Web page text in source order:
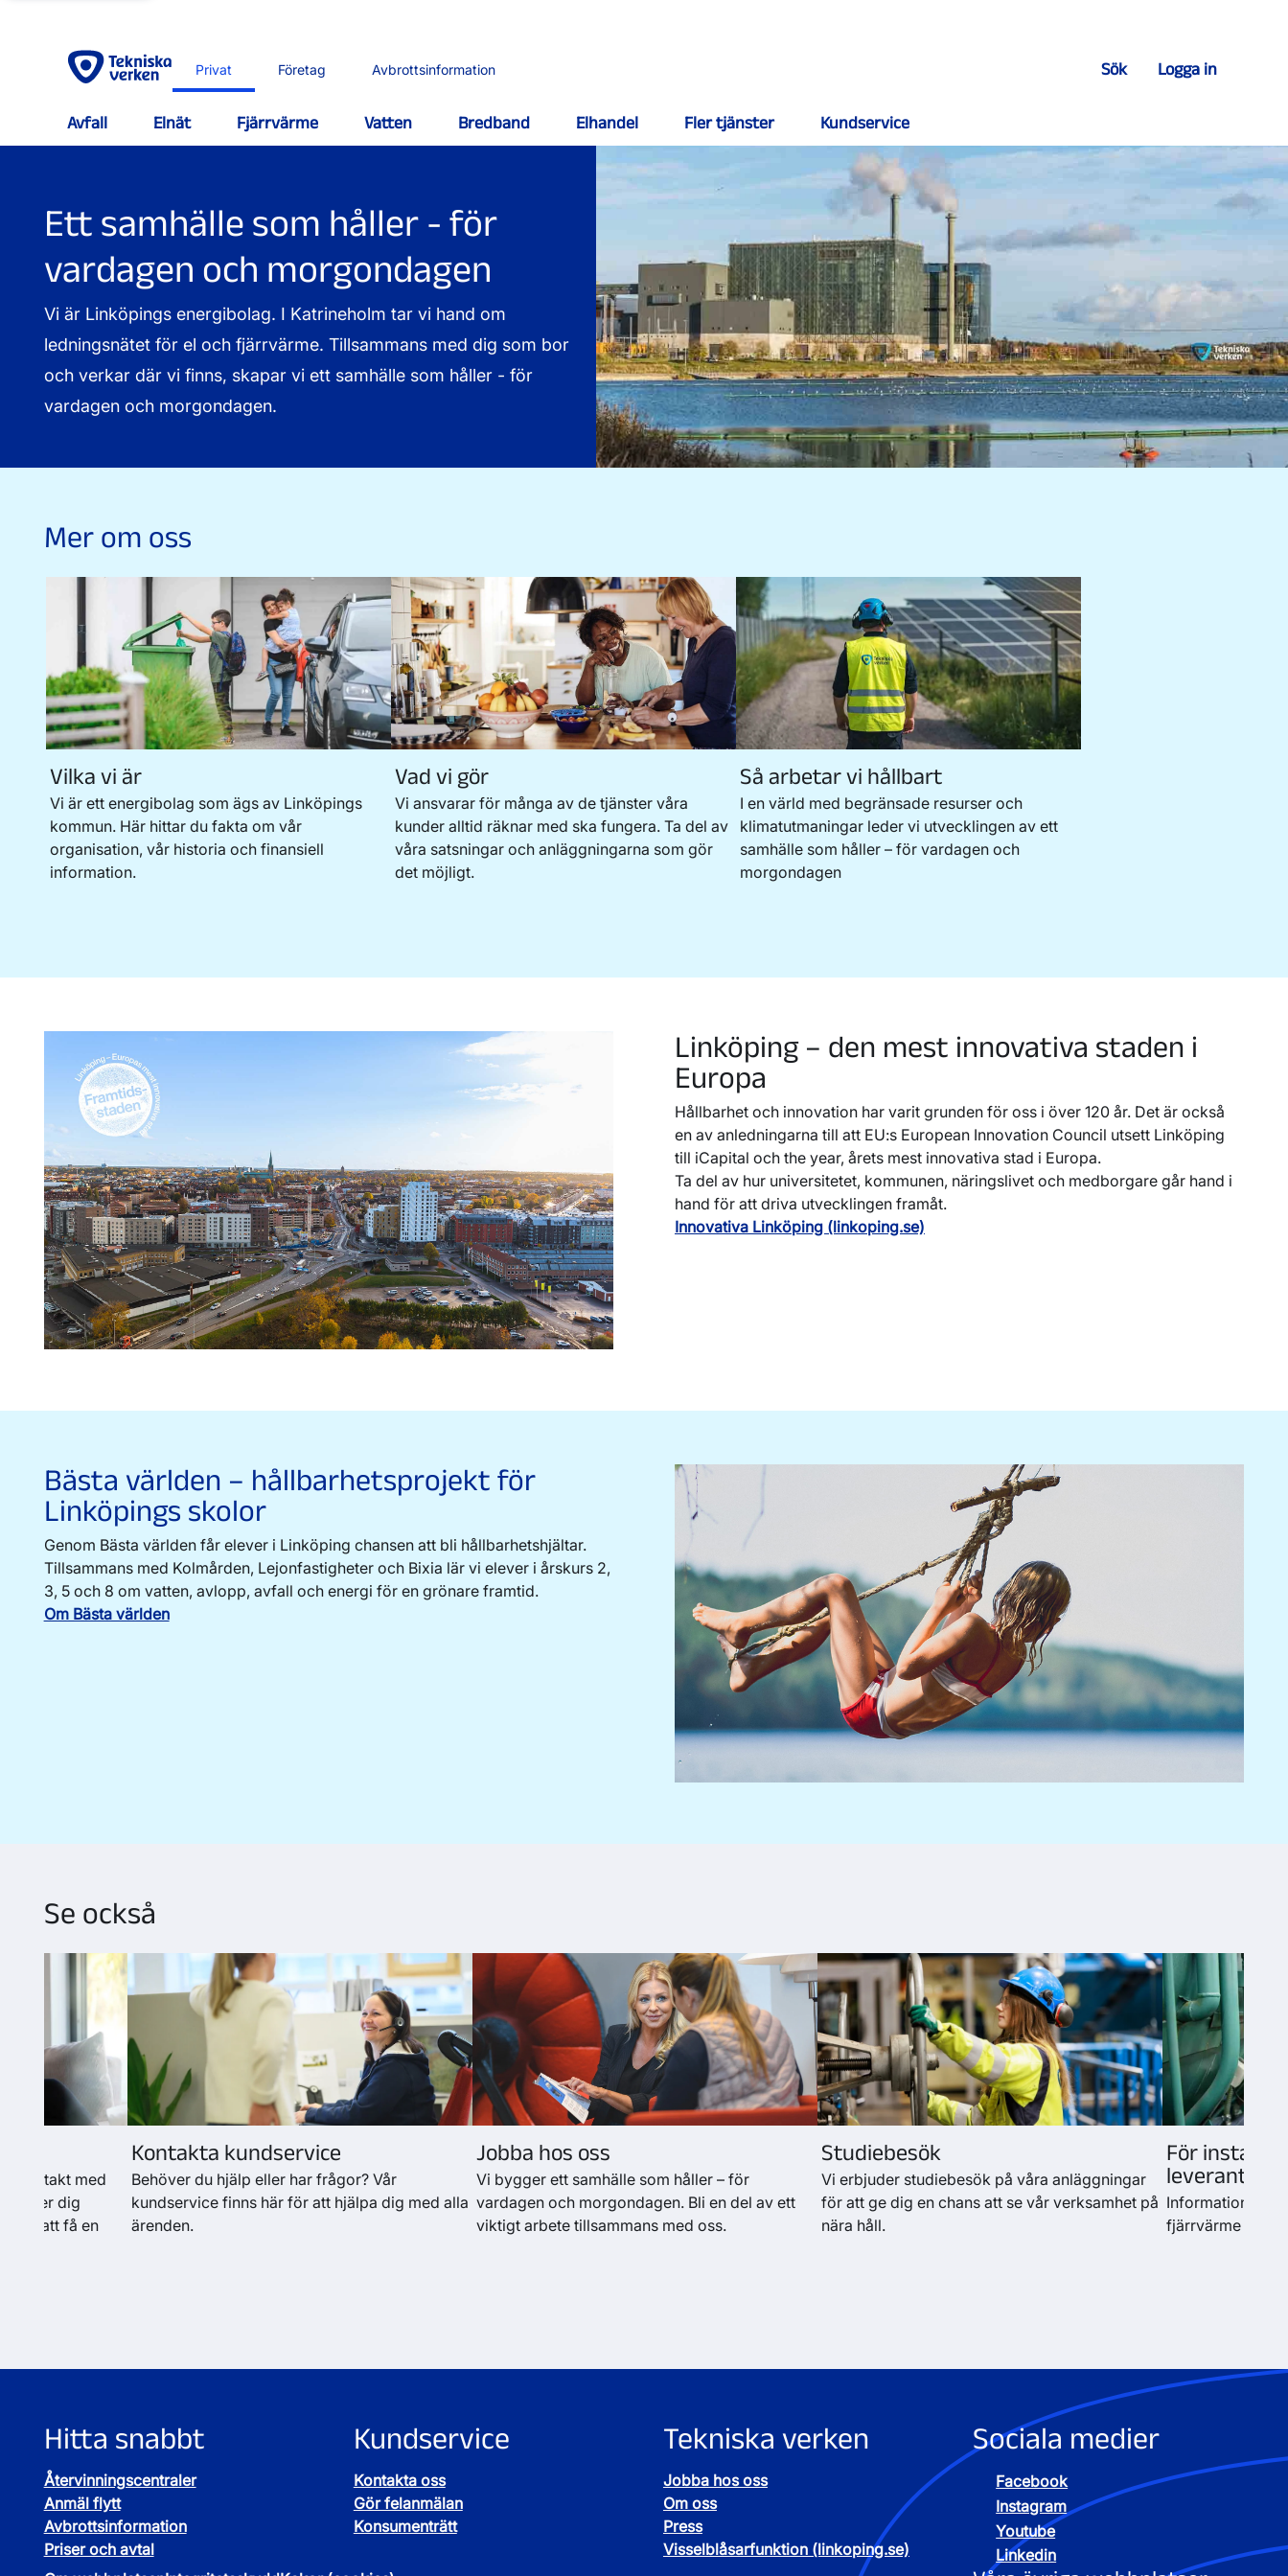
Privat Företag Avbrottsinformation Sök Logga in
Avfall Elnät Fjärrvärme Vatten Bredband Elhandel Fler tjänster Kundservice
Ett samhälle som håller - för
vardagen och morgondagen
Vi är Linköpings energibolag. I Katrineholm tar vi hand om
ledningsnätet för el och fjärrvärme. Tillsammans med dig som bor
och verkar där vi finns, skapar vi ett samhälle som håller - för
vardagen och morgondagen.
Mer om oss
Vilka vi är
Vi är ett energibolag som ägs av Linköpings
kommun. Här hittar du fakta om vår
organisation, vår historia och finansiell
information.
Vad vi gör
Vi ansvarar för många av de tjänster våra
kunder alltid räknar med ska fungera. Ta del av
våra satsningar och anläggningarna som gör
det möjligt.
Så arbetar vi hållbart
I en värld med begränsade resurser och
klimatutmaningar leder vi utvecklingen av ett
samhälle som håller – för vardagen och
morgondagen
Linköping – den mest innovativa staden i
Europa
Hållbarhet och innovation har varit grunden för oss i över 120 år. Det är också
en av anledningarna till att EU:s European Innovation Council utsett Linköping
till iCapital och the year, årets mest innovativa stad i Europa.
Ta del av hur universitetet, kommunen, näringslivet och medborgare går hand i
hand för att driva utvecklingen framåt.
Innovativa Linköping (linkoping.se)
Bästa världen – hållbarhetsprojekt för
Linköpings skolor
Genom Bästa världen får elever i Linköping chansen att bli hållbarhetshjältar.
Tillsammans med Kolmården, Lejonfastigheter och Bixia lär vi elever i årskurs 2,
3, 5 och 8 om vatten, avlopp, avfall och energi för en grönare framtid.
Om Bästa världen
Se också
i kontakt med
hjälper dig
eller att få en
Kontakta kundservice
Behöver du hjälp eller har frågor? Vår
kundservice finns här för att hjälpa dig med alla
ärenden.
Jobba hos oss
Vi bygger ett samhälle som håller – för
vardagen och morgondagen. Bli en del av ett
viktigt arbete tillsammans med oss.
Studiebesök
Vi erbjuder studiebesök på våra anläggningar
för att ge dig en chans att se vår verksamhet på
nära håll.
För
leverantörer
Information för
fjärrvärme och
Hitta snabbt
Återvinningscentraler
Anmäl flytt
Avbrottsinformation
Priser och avtal
Kundservice
Kontakta oss
Gör felanmälan
Konsumenträtt
Tekniska verken
Jobba hos oss
Om oss
Press
Visselblåsarfunktion (linkoping.se)
Sociala medier
Facebook
Instagram
Youtube
Linkedin